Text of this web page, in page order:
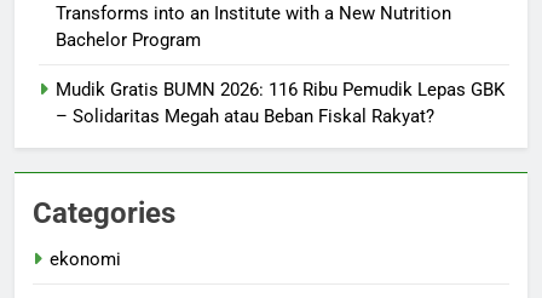
Transforms into an Institute with a New Nutrition
Bachelor Program
Mudik Gratis BUMN 2026: 116 Ribu Pemudik Lepas GBK
– Solidaritas Megah atau Beban Fiskal Rakyat?
Categories
ekonomi